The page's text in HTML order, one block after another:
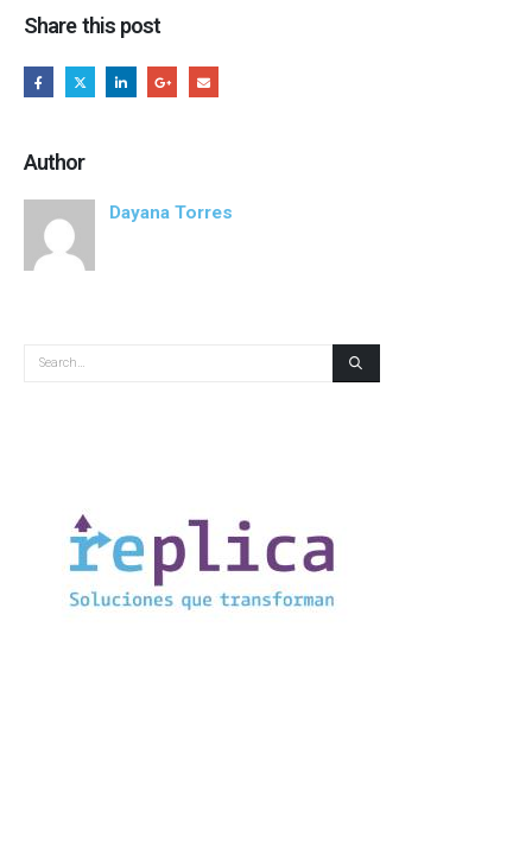
Share this post
Author
Dayana Torres